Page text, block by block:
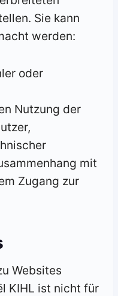
Sie kann
werden:
oder
Nutzung der
mit
Zugang zur
Websites
KIHL ist nicht für